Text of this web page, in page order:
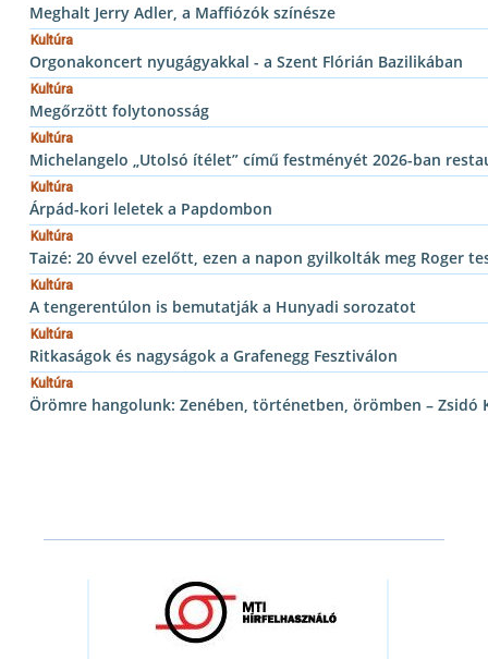
Meghalt Jerry Adler, a Maffiózók színésze
Kultúra
Orgonakoncert nyugágyakkal - a Szent Flórián Bazilikában
Kultúra
Megőrzött folytonosság
Kultúra
Michelangelo „Utolsó ítélet” című festményét 2026-ban
Kultúra
Árpád-kori leletek a Papdombon
Kultúra
Taizé: 20 évvel ezelőtt, ezen a napon gyilkolták meg Roger
Kultúra
A tengerentúlon is bemutatják a Hunyadi sorozatot
Kultúra
Ritkaságok és nagyságok a Grafenegg Fesztiválon
Kultúra
Örömre hangolunk: Zenében, történetben, örömben – Zsidó